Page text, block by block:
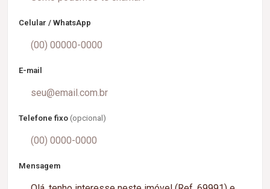
Celular / WhatsApp
E-mail
Telefone fixo (opcional)
Mensagem